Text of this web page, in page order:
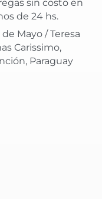
sin costo en
de 24 hs.
de Mayo / Teresa
Carissimo,
Paraguay